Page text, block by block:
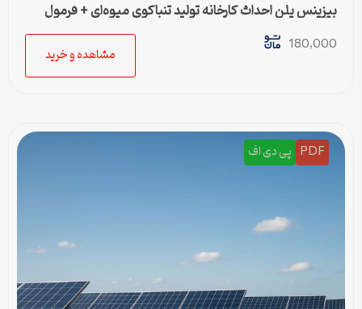
بیزینس پلن احداث کارخانه تولید تنباکوی میوه‌ای + فرمول
تولید
180,000
مشاهده و خرید
PDF پی دی اف